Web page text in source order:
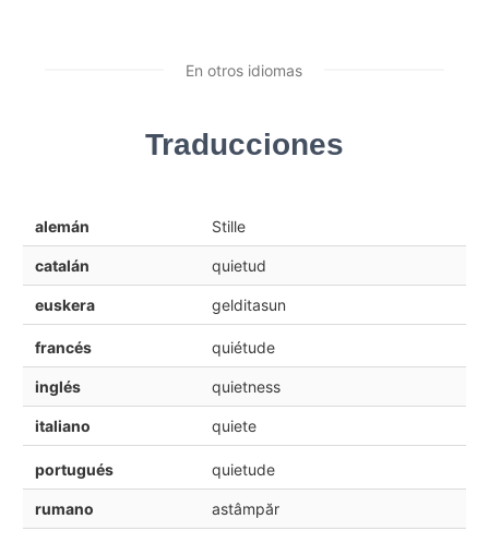
En otros idiomas
Traducciones
alemán Stille
catalán quietud
euskera gelditasun
francés quiétude
inglés quietness
italiano quiete
portugués quietude
rumano astâmpăr